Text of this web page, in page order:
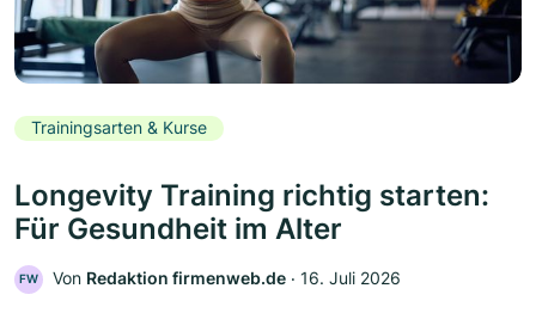
Trainingsarten & Kurse
Longevity Training richtig starten:
Für Gesundheit im Alter
FW Von Redaktion firmenweb.de ‧ 16. Juli 2026